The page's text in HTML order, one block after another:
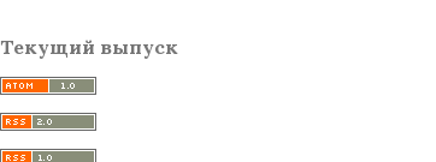
Текущий выпуск